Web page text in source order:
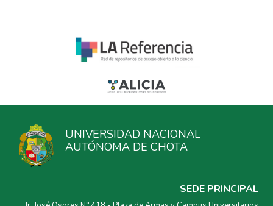
UNIVERSIDAD NACIONAL
AUTÓNOMA DE CHOTA
SEDE PRINCIPAL